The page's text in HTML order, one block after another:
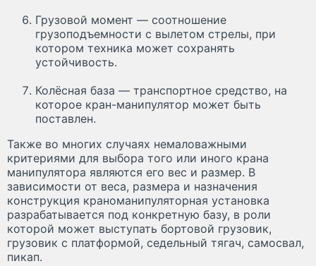
Грузовой момент — соотношение
грузоподъемности с вылетом стрелы, при
котором техника может сохранять
устойчивость.
Колёсная база — транспортное средство, на
которое кран-манипулятор может быть
поставлен.
Также во многих случаях немаловажными
критериями для выбора того или иного крана
манипулятора являются его вес и размер. В
зависимости от веса, размера и назначения
конструкция краноманипуляторная установка
разрабатывается под конкретную базу, в роли
которой может выступать бортовой грузовик,
грузовик с платформой, седельный тягач, самосвал,
пикап.